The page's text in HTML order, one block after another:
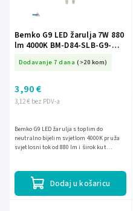
Bemko G9 LED žarulja 7W 880
lm 4000K BM-D84-SLB-G9-
Dodavanje 7 dana (>20 kom)
3,12 € bez PDV-a
3,90 €
Dodaj u košaricu
Bemko G9 LED žarulja s toplim do
neutralno bijelim svjetlom 4000K pruža
svjetlosni tok od 880 lm i širok kut